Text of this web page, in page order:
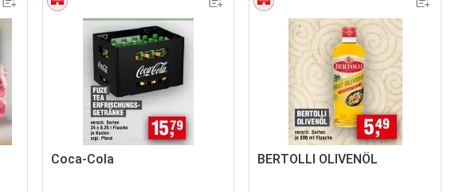
Coca-Cola BERTOLLI OLIVENÖL